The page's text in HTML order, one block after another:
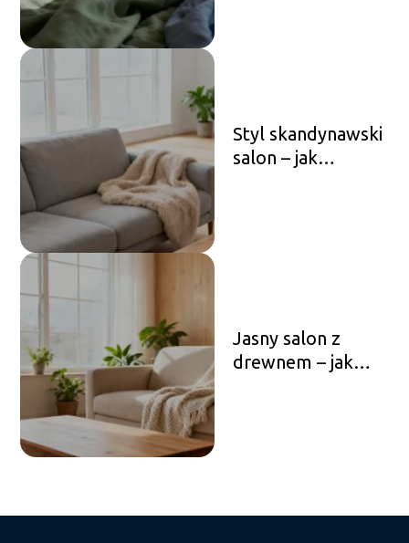
Styl skandynawski
salon – jak
Jasny salon z
drewnem – jak